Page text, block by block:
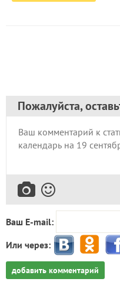
Пожалуйста,
Ваш E-mail:
Или через:
добавить комментарий